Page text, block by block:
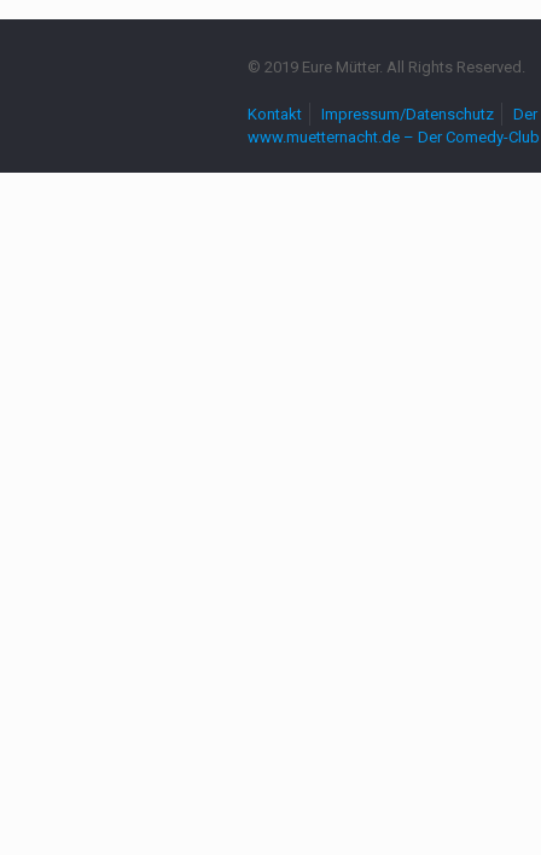
© 2019 Eure Mütter. All Rights Reserved.
Kontakt Impressum/Datenschutz
www.muetternacht.de – Der Comedy-Club